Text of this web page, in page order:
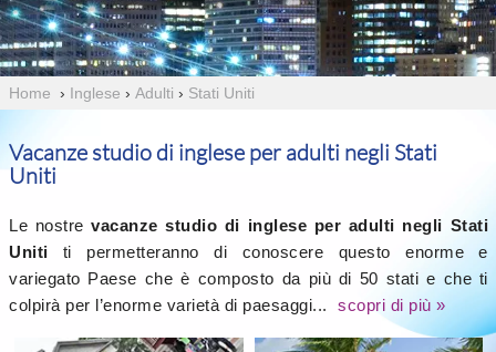
Home › Inglese › Adulti › Stati Uniti
Vacanze studio di inglese per adulti negli Stati
Uniti
Le nostrevacanze studio di inglese per adulti negli Stati
Uniti ti permetteranno di conoscere questo enorme e
variegato Paese che è composto da più di 50 stati e che ti
colpirà per l’enorme varietà di paesaggi...
scopri di più »